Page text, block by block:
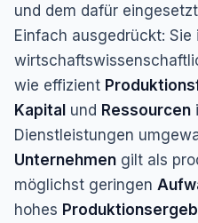
und dem dafür
Einfach ausgedrückt: Sie
wie effizient
Kapital und Ressourcen
Dienstleistungen
Unternehmen gilt als
möglichst geringen
hohes